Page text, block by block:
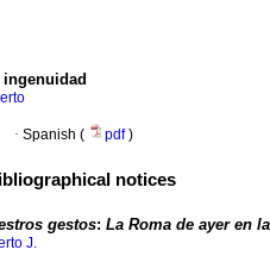
· Spanish ( pdf)
notices
gestos: La Roma de ayer en
J.